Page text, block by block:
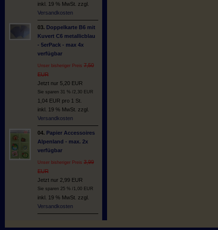
inkl. 19 % MwSt. zzgl.
Versandkosten
03. Doppelkarte B6 mit
Kuvert C6 metallicblau
- 5erPack - max 4x
verfügbar
Unser bisheriger Preis 7,50
EUR
Jetzt nur 5,20 EUR
Sie sparen 31 % /2,30 EUR
1,04 EUR pro 1 St.
inkl. 19 % MwSt. zzgl.
Versandkosten
04. Papier Accessoires
Alpenland - max. 2x
verfügbar
Unser bisheriger Preis 3,99
EUR
Jetzt nur 2,99 EUR
Sie sparen 25 % /1,00 EUR
inkl. 19 % MwSt. zzgl.
Versandkosten